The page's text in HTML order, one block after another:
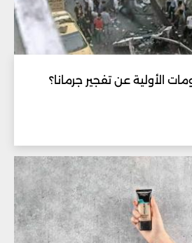
الأولية عن تفجير جرمانا؟